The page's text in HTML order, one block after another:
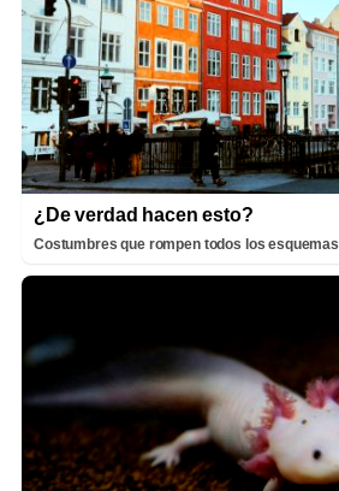
¿De verdad hacen esto?
Costumbres que rompen todos los esquemas